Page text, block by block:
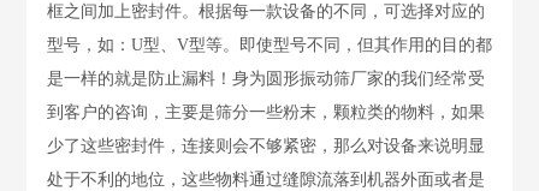
框之间加上密封件。根据每一款设备的不同，可选择对应的
型号，如：U型、V型等。即使型号不同，但其作用的目的都
是一样的就是防止漏料！身为圆形振动筛厂家的我们经常受
到客户的咨询，主要是筛分一些粉末，颗粒类的物料，如果
少了这些密封件，连接则会不够紧密，那么对设备来说明显
处于不利的地位，这些物料通过缝隙流落到机器外面或者是